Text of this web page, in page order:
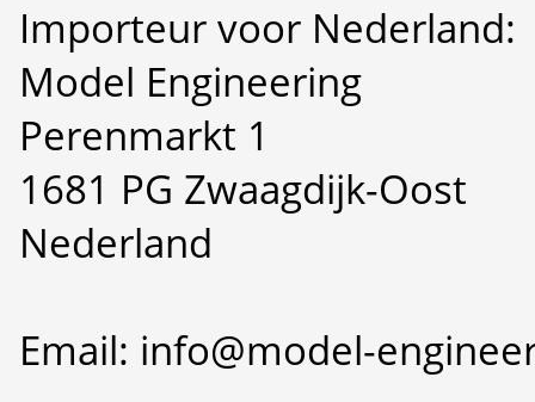
Importeur voor Nederland:
Model Engineering
Perenmarkt 1
1681 PG Zwaagdijk-Oost
Nederland
Email: info@model-